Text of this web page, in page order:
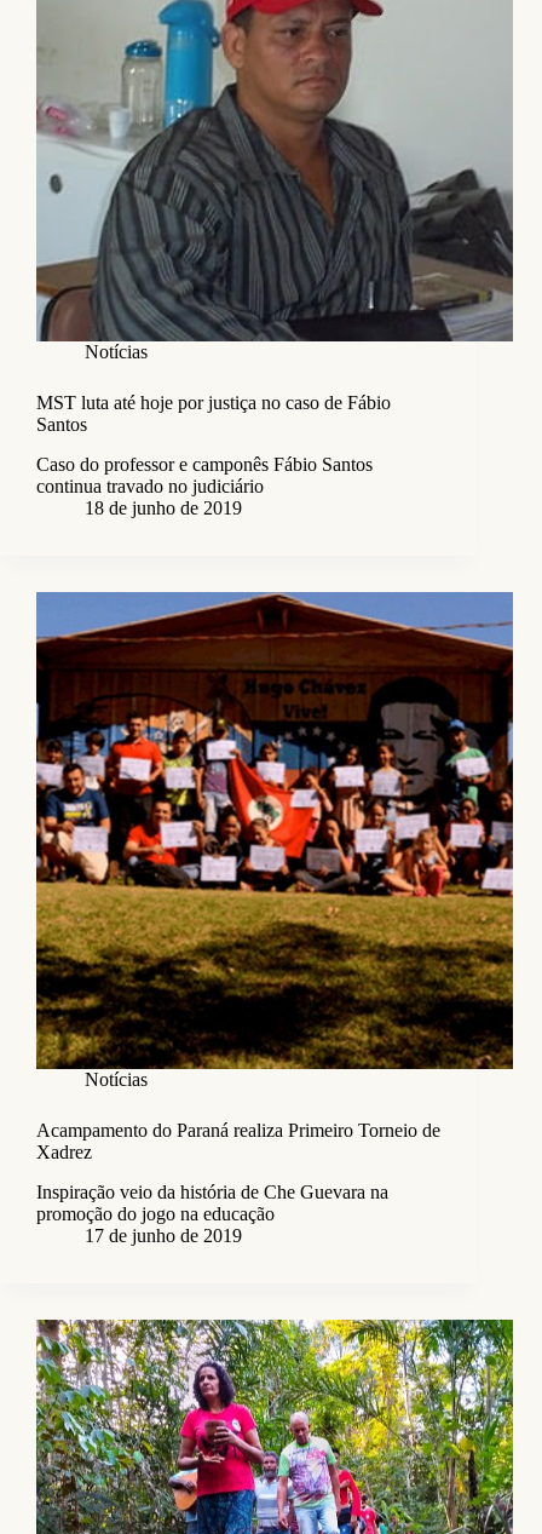
Notícias
MST luta até hoje por justiça no caso de Fábio
Santos
Caso do professor e camponês Fábio Santos
continua travado no judiciário
18 de junho de 2019
Notícias
Acampamento do Paraná realiza Primeiro Torneio de
Xadrez
Inspiração veio da história de Che Guevara na
promoção do jogo na educação
17 de junho de 2019